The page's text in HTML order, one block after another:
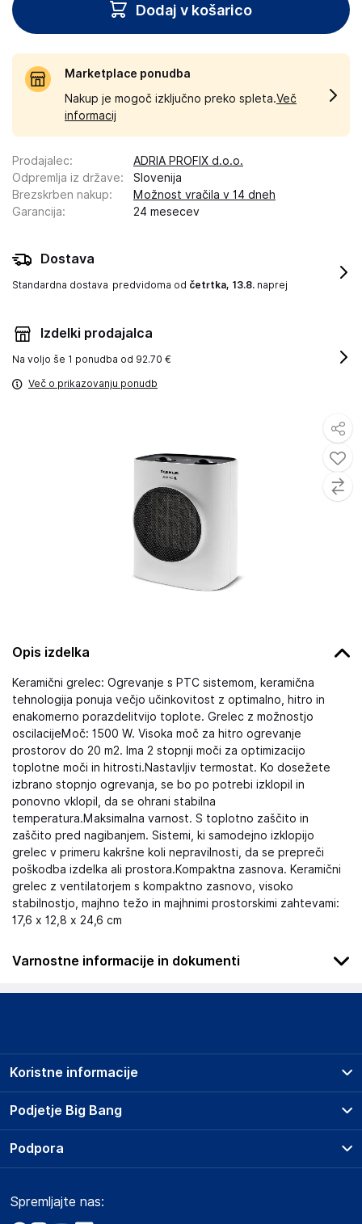
Opis izdelka
Keramični grelec: Ogrevanje s PTC sistemom, keramična
tehnologija ponuja večjo učinkovitost z optimalno, hitro in
enakomerno porazdelitvijo toplote. Grelec z možnostjo
oscilacijeMoč: 1500 W. Visoka moč za hitro ogrevanje
prostorov do 20 m2. Ima 2 stopnji moči za optimizacijo
toplotne moči in hitrosti.Nastavljiv termostat. Ko dosežete
izbrano stopnjo ogrevanja, se bo po potrebi izklopil in
ponovno vklopil, da se ohrani stabilna
temperatura.Maksimalna varnost. S toplotno zaščito in
zaščito pred nagibanjem. Sistemi, ki samodejno izklopijo
grelec v primeru kakršne koli nepravilnosti, da se prepreči
poškodba izdelka ali prostora.Kompaktna zasnova. Keramični
grelec z ventilatorjem s kompaktno zasnovo, visoko
stabilnostjo, majhno težo in majhnimi prostorskimi zahtevami:
17,6 x 12,8 x 24,6 cm
Varnostne informacije in dokumenti
Podatki o proizvajalcu
ENGINEERING AND TECHNOLOGY FOR LIFE
ES
Gospodarski subjekt s sedežem v EU, ki zagotavlja skladnost
izdelka z zahtevanimi predpisi.
Dodaj v košarico
Marketplace ponudba
Nakup je mogoč izključno preko spleta.Več
informacij
Prodajalec:
ADRIA PROFIX d.o.o.
Odpremlja iz države:
Slovenija
Brezskrben nakup:
Možnost vračila v 14 dneh
Garancija: 24 mesecev
Dostava
Standardna dostava predvidoma od četrtka, 13.8. naprej
Izdelki prodajalca
Na voljo še 1 ponudba od 92.70 €
Več o prikazovanju ponudb
Podjetje Big Bang
O podjetju
Obvestila za javnost
Koristne informacije
Prodajna mesta
Storitve
Dostava, vnos in odvoz
Podpora
Marketplace
Spremljajte nas: